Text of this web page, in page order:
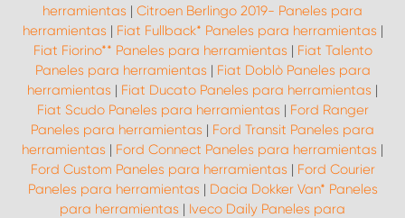
herramientas | Citroen Berlingo 2019- Paneles para
herramientas | Fiat Fullback* Paneles para herramientas |
Fiat Fiorino** Paneles para herramientas | Fiat Talento
Paneles para herramientas | Fiat Doblò Paneles para
herramientas | Fiat Ducato Paneles para herramientas |
Fiat Scudo Paneles para herramientas | Ford Ranger
Paneles para herramientas | Ford Transit Paneles para
herramientas | Ford Connect Paneles para herramientas |
Ford Custom Paneles para herramientas | Ford Courier
Paneles para herramientas | Dacia Dokker Van* Paneles
para herramientas | Iveco Daily Paneles para